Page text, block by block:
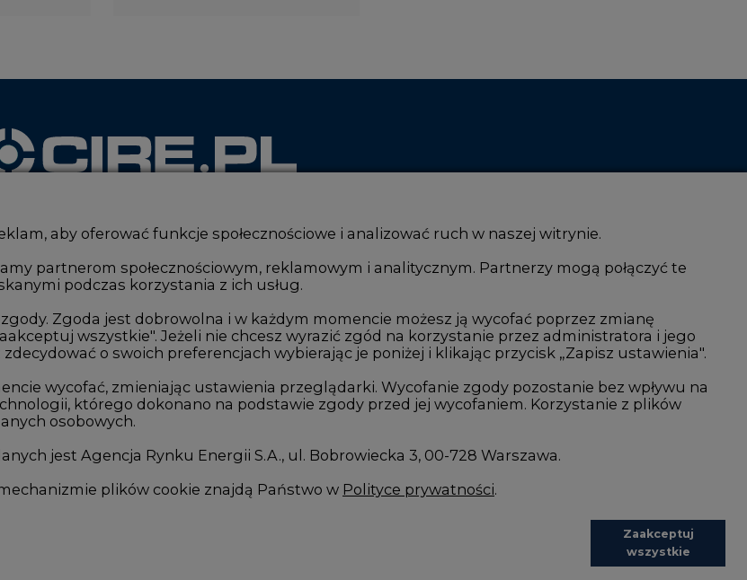
Zmiany kadrowe na rynku
Studio CIRE
Rozmowy o energetyce
Gospodarka
Geopolityka
Innowacje i AI
Telekomunikacja i IT
Handel emisjami CO2
Górnictwo
Fotowoltaika
Offshore wind
Magazyny energii
Zielone samorządy
aby oferować funkcje społecznościowe i analizować ruch w naszej witrynie.
partnerom społecznościowym, reklamowym i analitycznym. Partnerzy mogą połączyć te
podczas korzystania z ich usług.
Zgoda jest dobrowolna i w każdym momencie możesz ją wycofać poprzez zmianę
wszystkie". Jeżeli nie chcesz wyrazić zgód na korzystanie przez administratora i jego
o swoich preferencjach wybierając je poniżej i klikając przycisk „Zapisz ustawienia".
wycofać, zmieniając ustawienia przeglądarki. Wycofanie zgody pozostanie bez wpływu na
którego dokonano na podstawie zgody przed jej wycofaniem. Korzystanie z plików
osobowych.
jest Agencja Rynku Energii S.A., ul. Bobrowiecka 3, 00-728 Warszawa.
plików cookie znajdą Państwo w Polityce prywatności.
Zaakceptuj
wszystkie